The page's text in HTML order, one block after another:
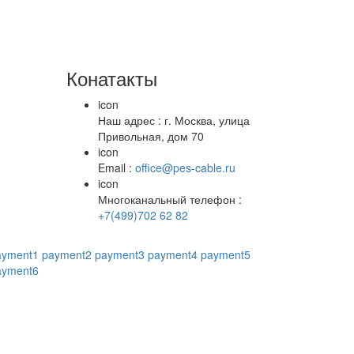
Конатакты
icon
Наш адрес : г. Москва, улица
Привольная, дом 70
icon
Email : office@pes-cable.ru
icon
Многоканальный телефон :
+7(499)702 62 82
payment2 payment3 payment4 payment5